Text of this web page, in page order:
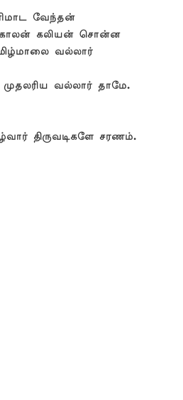
வேந்தன்
கலியன் சொன்ன
வல்லார்
வல்லார் தாமே.
திருவடிகளே சரணம்.